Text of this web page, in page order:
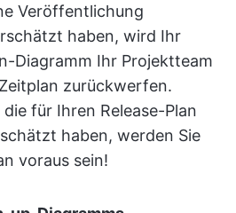
Veröffentlichung
haben, wird Ihr
Diagramm Ihr Projektteam
zurückwerfen.
für Ihren Release-Plan
haben, werden Sie
voraus sein!